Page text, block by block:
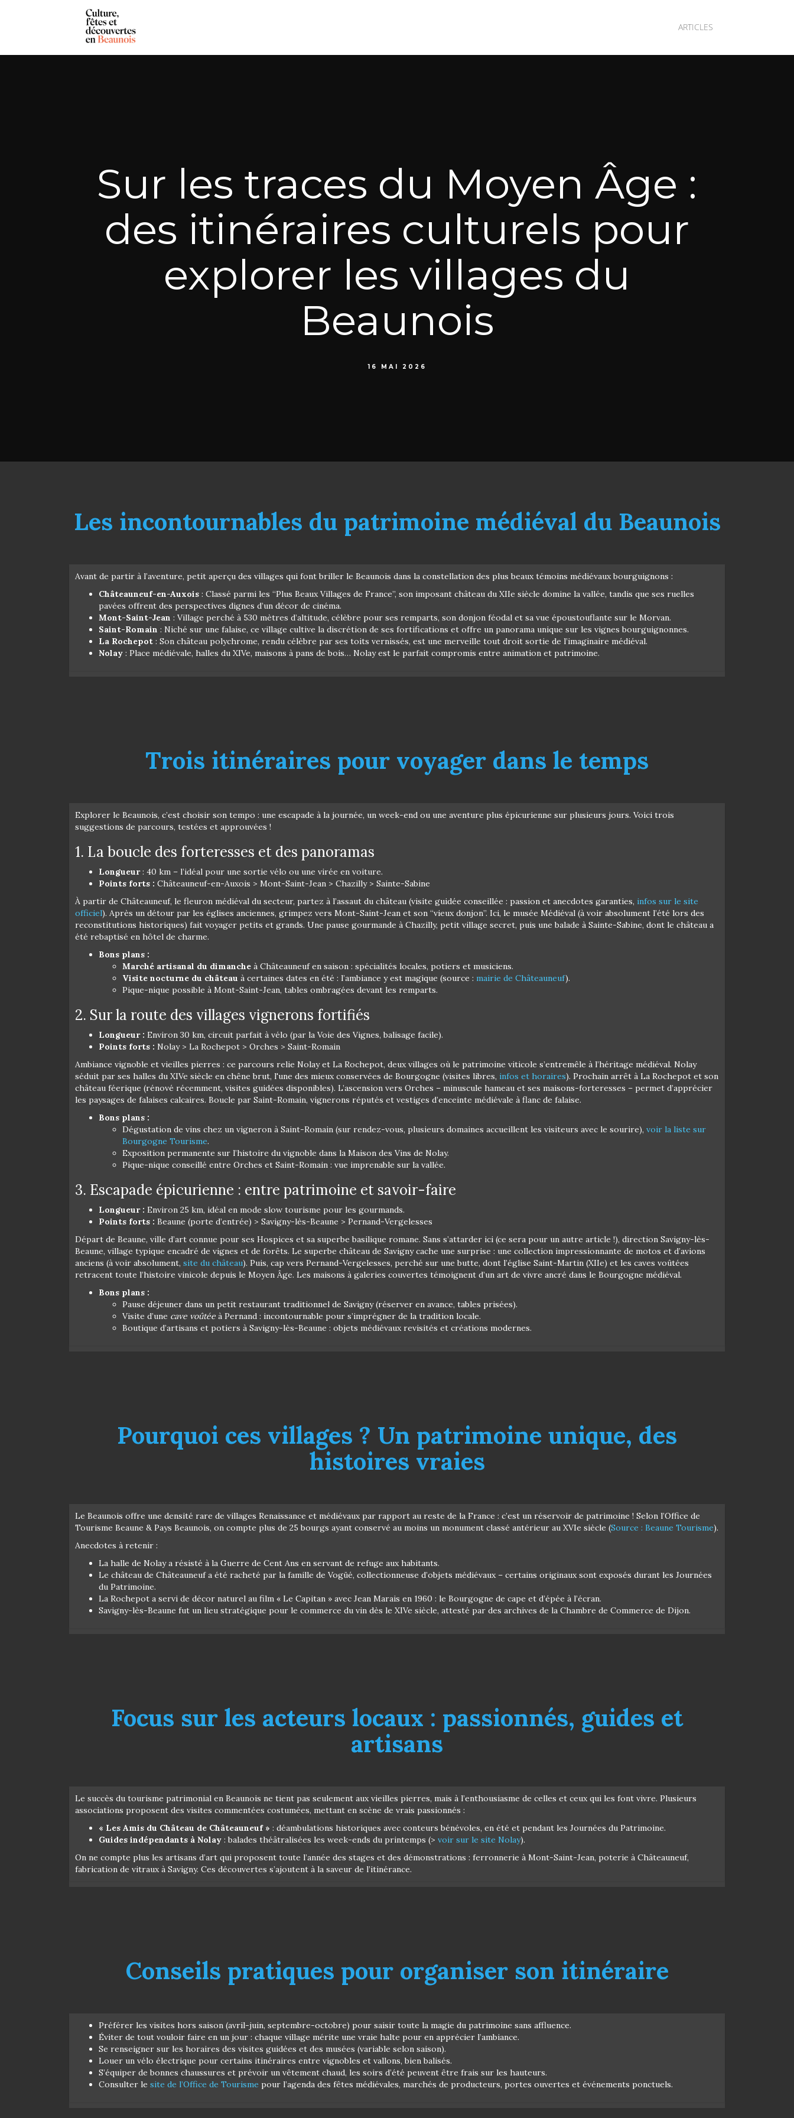
ARTICLES
Sur les traces du Moyen Âge :
des itinéraires culturels pour
explorer les villages du
Beaunois
16 MAI 2026
Les incontournables du patrimoine médiéval du Beaunois
Avant de partir à l’aventure, petit aperçu des villages qui font briller le Beaunois dans la constellation des plus beaux témoins médiévaux bourguignons :
Châteauneuf-en-Auxois : Classé parmi les “Plus Beaux Villages de France”, son imposant château du XIIe siècle domine la vallée, tandis que ses ruelles
pavées offrent des perspectives dignes d’un décor de cinéma.
Mont-Saint-Jean : Village perché à 530 mètres d’altitude, célèbre pour ses remparts, son donjon féodal et sa vue époustouflante sur le Morvan.
Saint-Romain : Niché sur une falaise, ce village cultive la discrétion de ses fortifications et offre un panorama unique sur les vignes bourguignonnes.
La Rochepot : Son château polychrome, rendu célèbre par ses toits vernissés, est une merveille tout droit sortie de l’imaginaire médiéval.
Nolay : Place médiévale, halles du XIVe, maisons à pans de bois… Nolay est le parfait compromis entre animation et patrimoine.
Trois itinéraires pour voyager dans le temps
Explorer le Beaunois, c’est choisir son tempo : une escapade à la journée, un week-end ou une aventure plus épicurienne sur plusieurs jours. Voici trois
suggestions de parcours, testées et approuvées !
1. La boucle des forteresses et des panoramas
Longueur: 40 km – l’idéal pour une sortie vélo ou une virée en voiture.
Points forts : Châteauneuf-en-Auxois > Mont-Saint-Jean > Chazilly > Sainte-Sabine
À partir de Châteauneuf, le fleuron médiéval du secteur, partez à l’assaut du château (visite guidée conseillée : passion et anecdotes garanties, infos sur le site
officiel). Après un détour par les églises anciennes, grimpez vers Mont-Saint-Jean et son “vieux donjon”. Ici, le musée Médiéval (à voir absolument l’été lors des
reconstitutions historiques) fait voyager petits et grands. Une pause gourmande à Chazilly, petit village secret, puis une balade à Sainte-Sabine, dont le château a
été rebaptisé en hôtel de charme.
Bons plans :
Marché artisanal du dimanche à Châteauneuf en saison : spécialités locales, potiers et musiciens.
Visite nocturne du château à certaines dates en été : l’ambiance y est magique (source : mairie de Châteauneuf).
Pique-nique possible à Mont-Saint-Jean, tables ombragées devant les remparts.
2. Sur la route des villages vignerons fortifiés
Longueur : Environ 30 km, circuit parfait à vélo (par la Voie des Vignes, balisage facile).
Points forts : Nolay > La Rochepot > Orches > Saint-Romain
Ambiance vignoble et vieilles pierres : ce parcours relie Nolay et La Rochepot, deux villages où le patrimoine viticole s’entremêle à l’héritage médiéval. Nolay
séduit par ses halles du XIVe siècle en chêne brut, l'une des mieux conservées de Bourgogne (visites libres, infos et horaires). Prochain arrêt à La Rochepot et son
château féerique (rénové récemment, visites guidées disponibles). L’ascension vers Orches – minuscule hameau et ses maisons-forteresses – permet d’apprécier
les paysages de falaises calcaires. Boucle par Saint-Romain, vignerons réputés et vestiges d’enceinte médiévale à flanc de falaise.
Bons plans :
Dégustation de vins chez un vigneron à Saint-Romain (sur rendez-vous, plusieurs domaines accueillent les visiteurs avec le sourire), voir la liste sur
Bourgogne Tourisme.
Exposition permanente sur l’histoire du vignoble dans la Maison des Vins de Nolay.
Pique-nique conseillé entre Orches et Saint-Romain : vue imprenable sur la vallée.
3. Escapade épicurienne : entre patrimoine et savoir-faire
Longueur : Environ 25 km, idéal en mode slow tourisme pour les gourmands.
Points forts : Beaune (porte d’entrée) > Savigny-lès-Beaune > Pernand-Vergelesses
Départ de Beaune, ville d’art connue pour ses Hospices et sa superbe basilique romane. Sans s’attarder ici (ce sera pour un autre article !), direction Savigny-lès-
Beaune, village typique encadré de vignes et de forêts. Le superbe château de Savigny cache une surprise : une collection impressionnante de motos et d’avions
anciens (à voir absolument, site du château). Puis, cap vers Pernand-Vergelesses, perché sur une butte, dont l’église Saint-Martin (XIIe) et les caves voûtées
retracent toute l’histoire vinicole depuis le Moyen Âge. Les maisons à galeries couvertes témoignent d’un art de vivre ancré dans le Bourgogne médiéval.
Bons plans :
Pause déjeuner dans un petit restaurant traditionnel de Savigny (réserver en avance, tables prisées).
Visite d’une cave voûtée à Pernand : incontournable pour s’imprégner de la tradition locale.
Boutique d’artisans et potiers à Savigny-lès-Beaune : objets médiévaux revisités et créations modernes.
Pourquoi ces villages ? Un patrimoine unique, des
histoires vraies
Le Beaunois offre une densité rare de villages Renaissance et médiévaux par rapport au reste de la France : c’est un réservoir de patrimoine ! Selon l’Office de
Tourisme Beaune & Pays Beaunois, on compte plus de 25 bourgs ayant conservé au moins un monument classé antérieur au XVIe siècle (Source : Beaune Tourisme).
Anecdotes à retenir :
La halle de Nolay a résisté à la Guerre de Cent Ans en servant de refuge aux habitants.
Le château de Châteauneuf a été racheté par la famille de Vogüé, collectionneuse d’objets médiévaux – certains originaux sont exposés durant les Journées
du Patrimoine.
La Rochepot a servi de décor naturel au film « Le Capitan » avec Jean Marais en 1960 : le Bourgogne de cape et d’épée à l’écran.
Savigny-lès-Beaune fut un lieu stratégique pour le commerce du vin dès le XIVe siècle, attesté par des archives de la Chambre de Commerce de Dijon.
Focus sur les acteurs locaux : passionnés, guides et
artisans
Le succès du tourisme patrimonial en Beaunois ne tient pas seulement aux vieilles pierres, mais à l’enthousiasme de celles et ceux qui les font vivre. Plusieurs
associations proposent des visites commentées costumées, mettant en scène de vrais passionnés :
« Les Amis du Château de Châteauneuf » : déambulations historiques avec conteurs bénévoles, en été et pendant les Journées du Patrimoine.
Guides indépendants à Nolay : balades théâtralisées les week-ends du printemps (> voir sur le site Nolay).
On ne compte plus les artisans d’art qui proposent toute l’année des stages et des démonstrations : ferronnerie à Mont-Saint-Jean, poterie à Châteauneuf,
fabrication de vitraux à Savigny. Ces découvertes s’ajoutent à la saveur de l’itinérance.
Conseils pratiques pour organiser son itinéraire
Préférer les visites hors saison (avril-juin, septembre-octobre) pour saisir toute la magie du patrimoine sans affluence.
Éviter de tout vouloir faire en un jour : chaque village mérite une vraie halte pour en apprécier l’ambiance.
Se renseigner sur les horaires des visites guidées et des musées (variable selon saison).
Louer un vélo électrique pour certains itinéraires entre vignobles et vallons, bien balisés.
S’équiper de bonnes chaussures et prévoir un vêtement chaud, les soirs d’été peuvent être frais sur les hauteurs.
Consulter le site de l’Office de Tourisme pour l’agenda des fêtes médiévales, marchés de producteurs, portes ouvertes et événements ponctuels.